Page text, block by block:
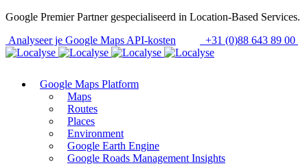
Google Premier Partner gespecialiseerd in Location-Based Services.
Analyseer je Google Maps API-kosten
+31 (0)88 643 89 00
Google Maps Platform
Maps
Routes
Places
Environment
Google Earth Engine
Google Roads Management Insights